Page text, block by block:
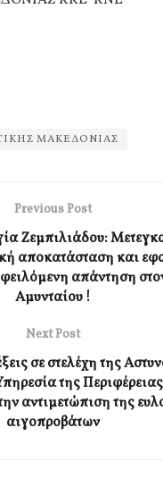
ΜΑΚΕΔΟΝΙΑΣ
Previous Post
Ζεμπιλιάδου:
αποκατάσταση και
απάντηση
Αμυνταίου !
Next Post
σε στελέχη της
της
αντιμετώπιση της
αιγοπροβάτων